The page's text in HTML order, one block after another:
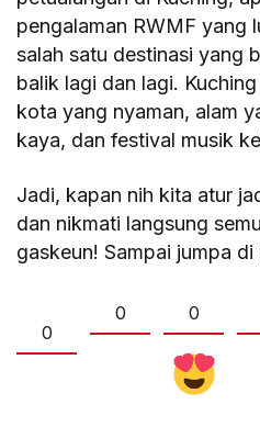
pengalaman RWMF yang
salah satu destinasi yang
balik lagi dan lagi.
kota yang nyaman, alam
kaya, dan festival musik
Jadi, kapan nih kita atur
dan nikmati langsung
gaskeun! Sampai jumpa
0
0 0